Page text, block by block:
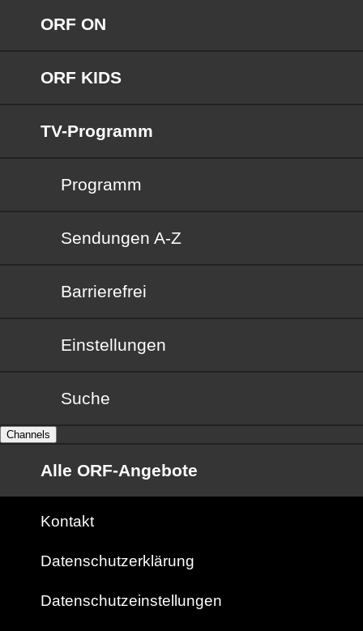
ORF ON
ORF KIDS
TV-Programm
Programm
Sendungen von A bis Z
Sendungen A-Z
Barrierefrei
Barrierefrei
Einstellungen
Suche
Channels
Alle ORF-Angebote
Kontakt
Datenschutzerklärung
Datenschutzeinstellungen